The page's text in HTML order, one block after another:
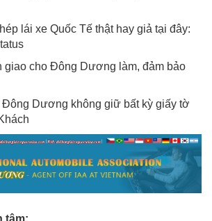
lái xe Quốc Tế thật hay giả tại đây:
giao cho Đông Dương làm, đảm bảo
Dương không giữ bất kỳ giấy tờ
tâm: